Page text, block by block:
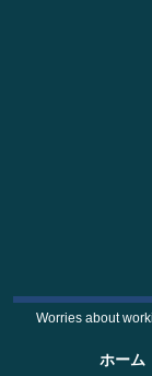
Worries about
ホーム